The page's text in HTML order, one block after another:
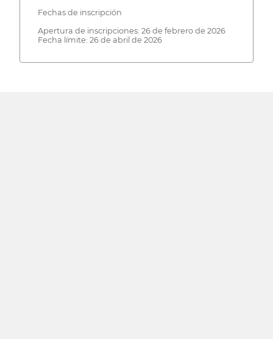
Fechas de inscripción
Apertura de inscripciones: 26 de febrero de 2026
Fecha límite: 26 de abril de 2026